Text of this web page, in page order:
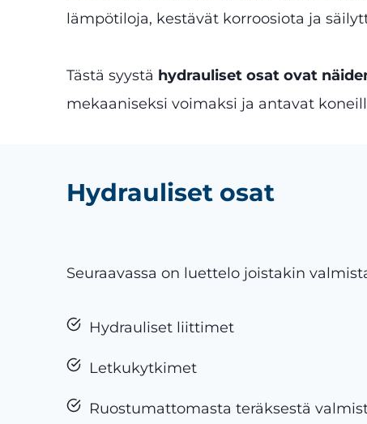
lämpötiloja, kestävät korroosiota ja
Tästä syystä hydrauliset osat ovat
mekaaniseksi voimaksi ja antavat
Hydrauliset osat
Seuraavassa on luettelo joistakin
Hydrauliset liittimet
Letkukytkimet
Ruostumattomasta teräksestä